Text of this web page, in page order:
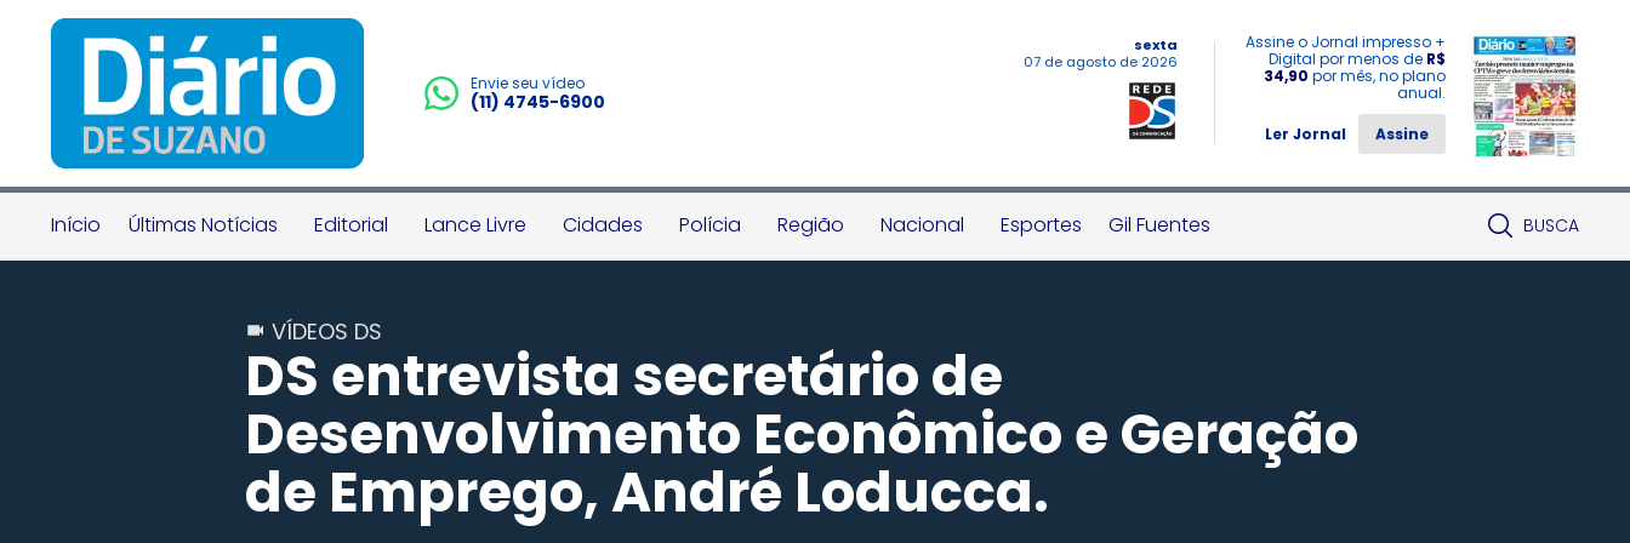
Envie seu vídeo
(11) 4745-6900
sexta
07 de agosto de 2026
Assine o Jornal impresso +
Digital por menos de R$
34,90 por mês, no plano
anual.
Ler Jornal
Assine
Início Últimas Notícias Editorial Lance Livre Cidades Polícia Região Nacional Esportes Gil Fuentes BUSCA
VÍDEOS DS
DS entrevista secretário de
Desenvolvimento Econômico e Geração
de Emprego, André Loducca.